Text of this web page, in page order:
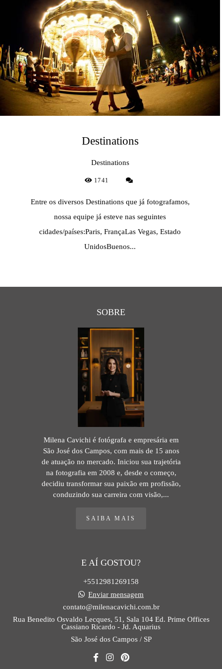
Destinations
Destinations
1741
Entre os diversos Destinations que já fotografamos,
nossa equipe já esteve nas seguintes
cidades/países:Paris, FrançaLas Vegas, Estado
UnidosBuenos...
SOBRE
Milena Cavichi é fotógrafa e empresária em
São José dos Campos, com mais de 15 anos
de atuação no mercado. Iniciou sua trajetória
na fotografia em 2008 e, desde o começo,
decidiu transformar sua paixão em profissão,
conduzindo sua carreira com visão,...
SAIBA MAIS
E AÍ GOSTOU?
+5512981269158
Enviar mensagem
contato@milenacavichi.com.br
Rua Benedito Osvaldo Lecques, 51, Sala 104 Ed. Prime Offices
Cassiano Ricardo - Jd. Aquarius
São José dos Campos / SP